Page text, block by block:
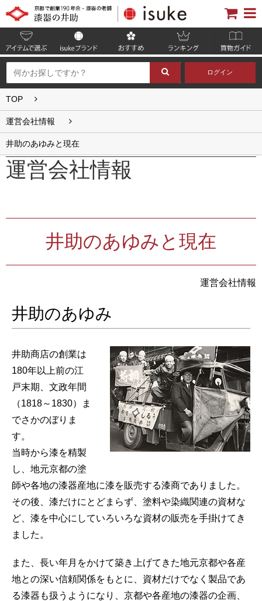
ログイン
TOP
運営会社情報
井助のあゆみと現在
運営会社情報
井助のあゆみと現在
運営会社情報
井助のあゆみ
井助商店の創業は
180年以上前の江
戸末期、文政年間
（1818～1830）ま
でさかのぼりま
す。
当時から漆を精製
し、地元京都の塗
師や各地の漆器産地に漆を販売する漆商でありました。
その後、漆だけにとどまらず、塗料や染織関連の資材な
ど、漆を中心にしていろいろな資材の販売を手掛けてき
ました。
また、長い年月をかけて築き上げてきた地元京都や各産
地との深い信頼関係をもとに、資材だけでなく製品であ
る漆器も扱うようになり、京都や各産地の漆器の企画、